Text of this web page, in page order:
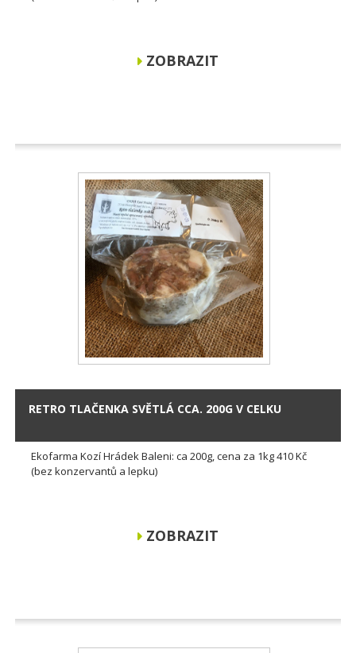
ZOBRAZIT
RETRO TLAČENKA SVĚTLÁ CCA. 200G V CELKU
Ekofarma Kozí Hrádek Baleni: ca 200g, cena za 1kg 410 Kč
(bez konzervantů a lepku)
ZOBRAZIT